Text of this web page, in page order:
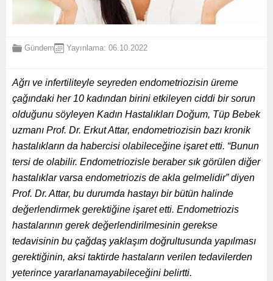
Gündem Yayınlama: 06.10.2022
Ağrı ve infertiliteyle seyreden endometriozisin üreme
çağındaki her 10 kadından birini etkileyen ciddi bir sorun
olduğunu söyleyen Kadın Hastalıkları Doğum, Tüp Bebek
uzmanı Prof. Dr. Erkut Attar, endometriozisin bazı kronik
hastalıkların da habercisi olabileceğine işaret etti. “Bunun
tersi de olabilir. Endometriozisle beraber sık görülen diğer
hastalıklar varsa endometriozis de akla gelmelidir” diyen
Prof. Dr. Attar, bu durumda hastayı bir bütün halinde
değerlendirmek gerektiğine işaret etti. Endometriozis
hastalarının gerek değerlendirilmesinin gerekse
tedavisinin bu çağdaş yaklaşım doğrultusunda yapılması
gerektiğinin, aksi taktirde hastaların verilen tedavilerden
yeterince yararlanamayabileceğini belirtti.